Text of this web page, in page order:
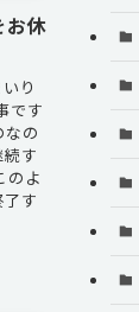
お休
り
です
なの
す
のよ
す